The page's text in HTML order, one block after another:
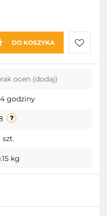
DO KOSZYKA
Do
ocen (dodaj)
godziny
szt.
kg